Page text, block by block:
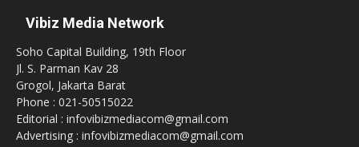
Vibiz Media Network
Soho Capital Building, 19th Floor
Jl. S. Parman Kav 28
Grogol, Jakarta Barat
Phone : 021-50515022
Editorial : infovibizmediacom@gmail.com
Advertising : infovibizmediacom@gmail.com